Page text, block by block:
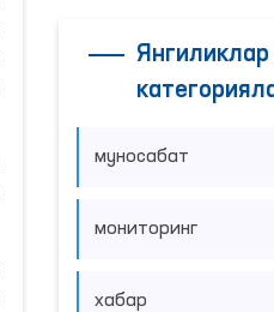
Янгиликлар
муносабат
мониторинг
хабар